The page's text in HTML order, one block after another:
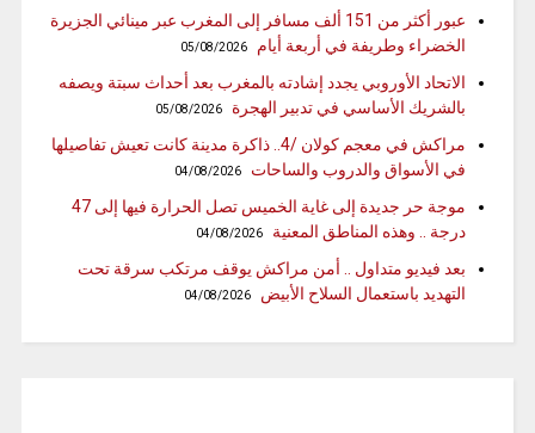
عبور أكثر من 151 ألف مسافر إلى المغرب عبر مينائي الجزيرة
الخضراء وطريفة في أربعة أيام
05/08/2026
الاتحاد الأوروبي يجدد إشادته بالمغرب بعد أحداث سبتة ويصفه
بالشريك الأساسي في تدبير الهجرة
05/08/2026
مراكش في معجم كولان /4.. ذاكرة مدينة كانت تعيش تفاصيلها
في الأسواق والدروب والساحات
04/08/2026
موجة حر جديدة إلى غاية الخميس تصل الحرارة فيها إلى 47
درجة .. وهذه المناطق المعنية
04/08/2026
بعد فيديو متداول .. أمن مراكش يوقف مرتكب سرقة تحت
التهديد باستعمال السلاح الأبيض
04/08/2026